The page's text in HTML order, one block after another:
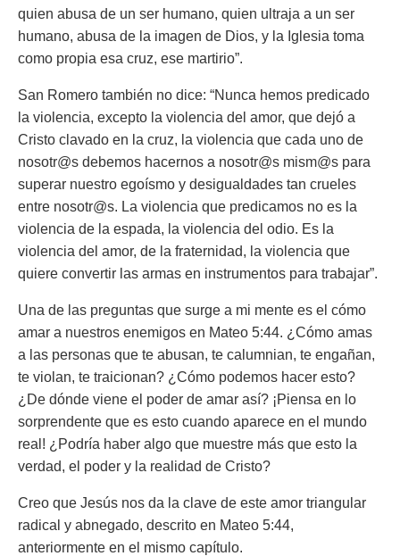
quien abusa de un ser humano, quien ultraja a un ser
humano, abusa de la imagen de Dios, y la Iglesia toma
como propia esa cruz, ese martirio”.
San Romero también no dice: “Nunca hemos predicado
la violencia, excepto la violencia del amor, que dejó a
Cristo clavado en la cruz, la violencia que cada uno de
nosotr@s debemos hacernos a nosotr@s mism@s para
superar nuestro egoísmo y desigualdades tan crueles
entre nosotr@s. La violencia que predicamos no es la
violencia de la espada, la violencia del odio. Es la
violencia del amor, de la fraternidad, la violencia que
quiere convertir las armas en instrumentos para trabajar”.
Una de las preguntas que surge a mi mente es el cómo
amar a nuestros enemigos en Mateo 5:44. ¿Cómo amas
a las personas que te abusan, te calumnian, te engañan,
te violan, te traicionan? ¿Cómo podemos hacer esto?
¿De dónde viene el poder de amar así? ¡Piensa en lo
sorprendente que es esto cuando aparece en el mundo
real! ¿Podría haber algo que muestre más que esto la
verdad, el poder y la realidad de Cristo?
Creo que Jesús nos da la clave de este amor triangular
radical y abnegado, descrito en Mateo 5:44,
anteriormente en el mismo capítulo.